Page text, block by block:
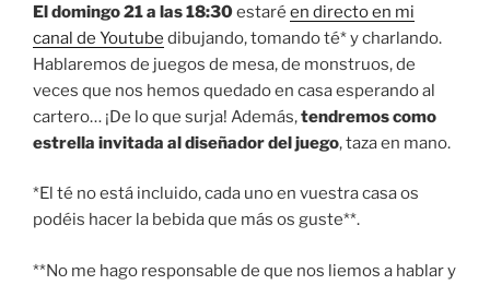
El domingo 21 a las 18:30estaré en directo en mi
canal de Youtube dibujando, tomando té* y charlando.
Hablaremos de juegos de mesa, de monstruos, de
veces que nos hemos quedado en casa esperando al
cartero… ¡De lo que surja! Además,tendremos como
estrella invitada al diseñador del juego, taza en mano.
*El té no está incluido, cada uno en vuestra casa os
podéis hacer la bebida que más os guste**.
**No me hago responsable de que nos liemos a hablar y